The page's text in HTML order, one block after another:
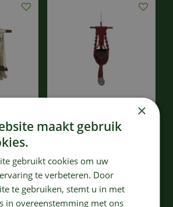
Suspension murale en
macramé - Indian Red
Dans le panier
×
maakt gebruik
gebruikt cookies om uw
te verbeteren. Door
te gebruiken, stemt u in met
in overeenstemming met ons